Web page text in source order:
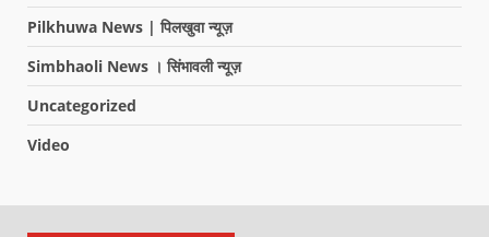
Pilkhuwa News | पिलखुवा न्यूज़
Simbhaoli News । सिंभावली न्यूज़
Uncategorized
Video